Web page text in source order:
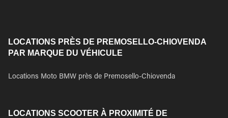
LOCATIONS PRÈS DE PREMOSELLO-CHIOVENDA
PAR MARQUE DU VÉHICULE
Locations Moto BMW près de Premosello-Chiovenda
LOCATIONS SCOOTER À PROXIMITÉ DE